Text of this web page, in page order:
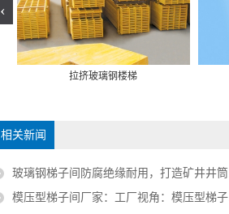
拉挤玻璃钢楼梯
‹
相关新闻
玻璃钢梯子间防腐绝缘耐用，打造矿井井筒安全逃生通道
模压型梯子间厂家：工厂视角：模压型梯子间如何打造矿山装备爆款